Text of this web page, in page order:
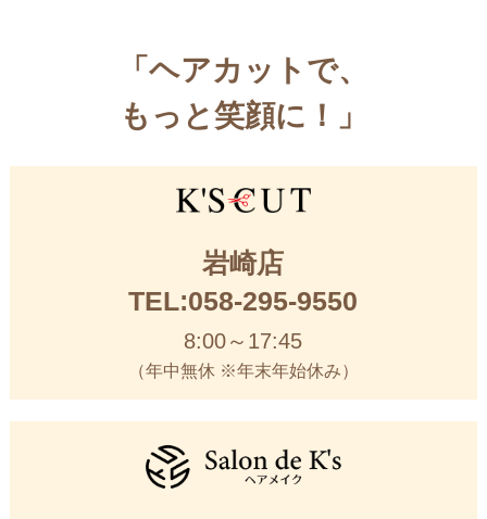
「ヘアカットで、
もっと笑顔に！」
岩崎店
TEL:058-295-9550
8:00～17:45
（年中無休 ※年末年始休み）